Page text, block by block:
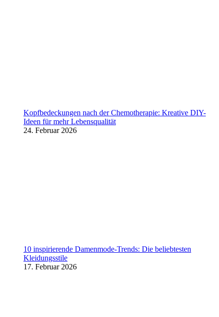
Kopfbedeckungen nach der Chemotherapie: Kreative DIY-
Ideen für mehr Lebensqualität
24. Februar 2026
10 inspirierende Damenmode-Trends: Die beliebtesten
Kleidungsstile
17. Februar 2026